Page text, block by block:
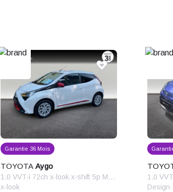
Garantie 36 Mois
TOYOTA Aygo
1.0 VVT-i 72ch x-look x-shift 5p MY20
x-look
1.0
Design